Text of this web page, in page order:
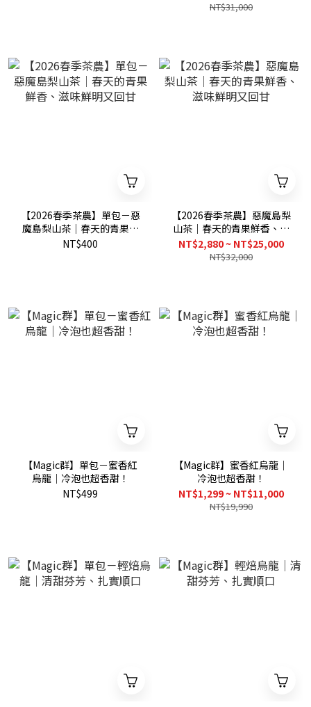
NT$31,000
【2026春季茶農】單包－惡
魔島梨山茶｜春天的青果鮮
香、滋味鮮明又回甘
NT$400
【2026春季茶農】惡魔島梨
山茶｜春天的青果鮮香、滋
味鮮明又回甘
NT$2,880 ~ NT$25,000
NT$32,000
【Magic群】單包－蜜香紅
烏龍｜冷泡也超香甜！
NT$499
【Magic群】蜜香紅烏龍｜
冷泡也超香甜！
NT$1,299 ~ NT$11,000
NT$19,990